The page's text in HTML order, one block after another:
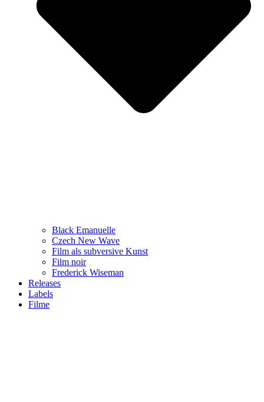
Black Emanuelle
Czech New Wave
Film als subversive Kunst
Film noir
Frederick Wiseman
Releases
Labels
Filme